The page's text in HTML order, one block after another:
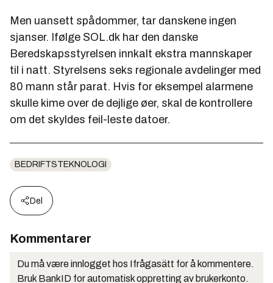
Men uansett spådommer, tar danskene ingen
sjanser. Ifølge SOL.dk har den danske
Beredskapsstyrelsen innkalt ekstra mannskaper
til i natt. Styrelsens seks regionale avdelinger med
80 mann står parat. Hvis for eksempel alarmene
skulle kime over de dejlige øer, skal de kontrollere
om det skyldes feil-leste datoer.
BEDRIFTSTEKNOLOGI
Del
Kommentarer
Du må være innlogget hos Ifrågasätt for å kommentere.
Bruk BankID for automatisk oppretting av brukerkonto.